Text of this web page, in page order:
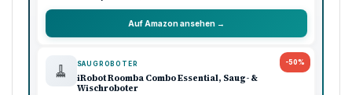
Auf Amazon ansehen →
-50%
🧹 SAUGROBOTER
iRobot Roomba Combo Essential, Saug- &
Wischroboter